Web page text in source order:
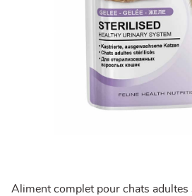
Aliment complet pour chats adultes